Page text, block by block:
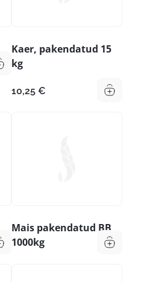
Kaer, pakendatud 15
kg
10,25 €
Mais pakendatud BB
1000kg